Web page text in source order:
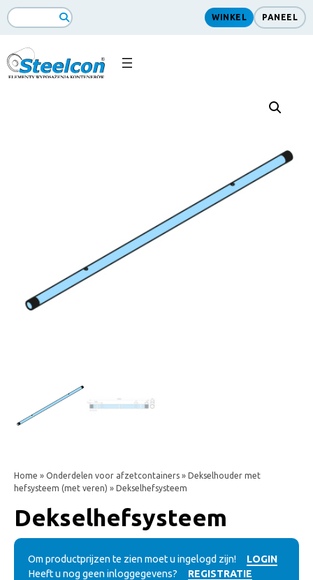
ZoekopdrachtSearch
WINKEL PANEEL
Home » Onderdelen voor afzetcontainers » Dekselhouder met
hefsysteem (met veren) » Dekselhefsysteem
Dekselhefsysteem
Om productprijzen te zien moet u ingelogd zijn!
LOGIN
Heeft u nog geen inloggegevens?
REGISTRATIE